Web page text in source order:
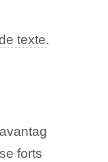
texte.
forts